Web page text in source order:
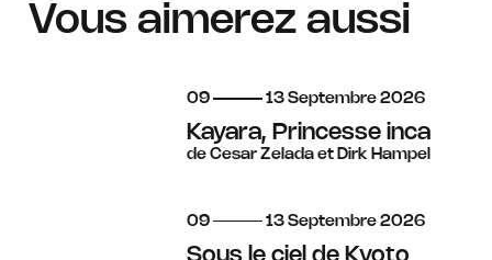
Vous aimerez aussi
du
09 au
13 septembre
Septembre 2026
Kayara, Princesse inca
de Cesar Zelada et Dirk Hampel
du
09 au
13 septembre
Septembre 2026